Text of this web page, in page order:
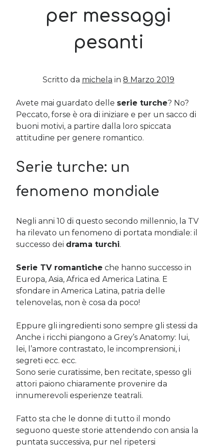
Post più recenti
Le criptovalute secondo me: l’avventura di Eticoin
Come ho fatto Educazione Finanziaria nei soggiorni estivi per
12 Gennaio 2024
Del 2023 e di come la mia famiglia sta affrontando la sclerosi
multipla
28 Dicembre 2023
Donne e propensione al rischio: l’impatto sugli investimenti
Commenti Recenti
SarasuDel 2023 e di come la mia famiglia sta affrontando la
sclerosi multipla
michelasuDel 2023 e di come la mia famiglia sta affrontando la
michela suDel 2023 e di come la mia famiglia sta affrontando la
sclerosi multipla
Guya
su
Del 2023 e di come la mia famiglia sta affrontando la
sclerosi multipla
Cerca nel blog
Cerca
per messaggi
pesanti
Scritto da michela in 8 Marzo 2019
Avete mai guardato delle serie turche? No?
Peccato, forse è ora di iniziare e per un sacco di
buoni motivi, a partire dalla loro spiccata
attitudine per genere romantico.
Serie turche: un
fenomeno mondiale
Negli anni 10 di questo secondo millennio, la TV
ha rilevato un fenomeno di portata mondiale: il
successo dei drama turchi.
Serie TV romantiche che hanno successo in
Europa, Asia, Africa ed America Latina. E
sfondare in America Latina, patria delle
telenovelas, non è cosa da poco!
Eppure gli ingredienti sono sempre gli stessi da
Anche i ricchi piangono a Grey’s Anatomy: lui,
lei, l’amore contrastato, le incomprensioni, i
segreti ecc. ecc.
Sono serie curatissime, ben recitate, spesso gli
attori paiono chiaramente provenire da
innumerevoli esperienze teatrali.
Fatto sta che le donne di tutto il mondo
seguono queste storie attendendo con ansia la
puntata successiva, pur nel ripetersi